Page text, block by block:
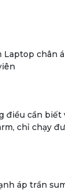
chân
điều cần biết
chỉ chạy
áp trần